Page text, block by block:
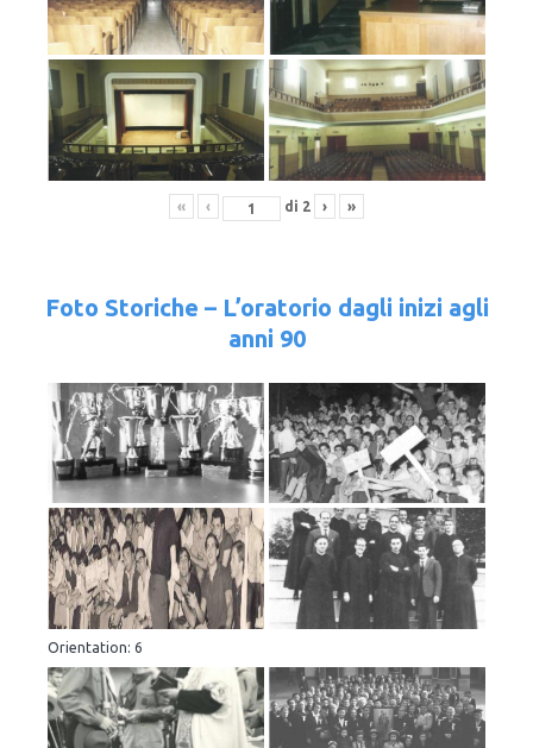
« ‹ di 2 › »
Foto Storiche – L’oratorio dagli inizi agli
anni 90
Orientation: 6